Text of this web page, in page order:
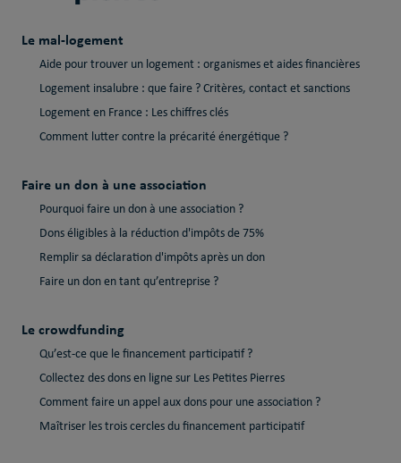
Le mal-logement
Aide pour trouver un logement : organismes et aides financières
Logement insalubre : que faire ? Critères, contact et sanctions
Logement en France : Les chiffres clés
Comment lutter contre la précarité énergétique ?
Faire un don à une association
Pourquoi faire un don à une association ?
Dons éligibles à la réduction d'impôts de 75%
Remplir sa déclaration d'impôts après un don
Faire un don en tant qu’entreprise ?
Le crowdfunding
Qu’est-ce que le financement participatif ?
Collectez des dons en ligne sur Les Petites Pierres
Comment faire un appel aux dons pour une association ?
Maîtriser les trois cercles du financement participatif